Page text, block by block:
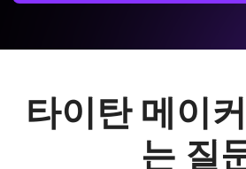
타이탄 메이
는 질